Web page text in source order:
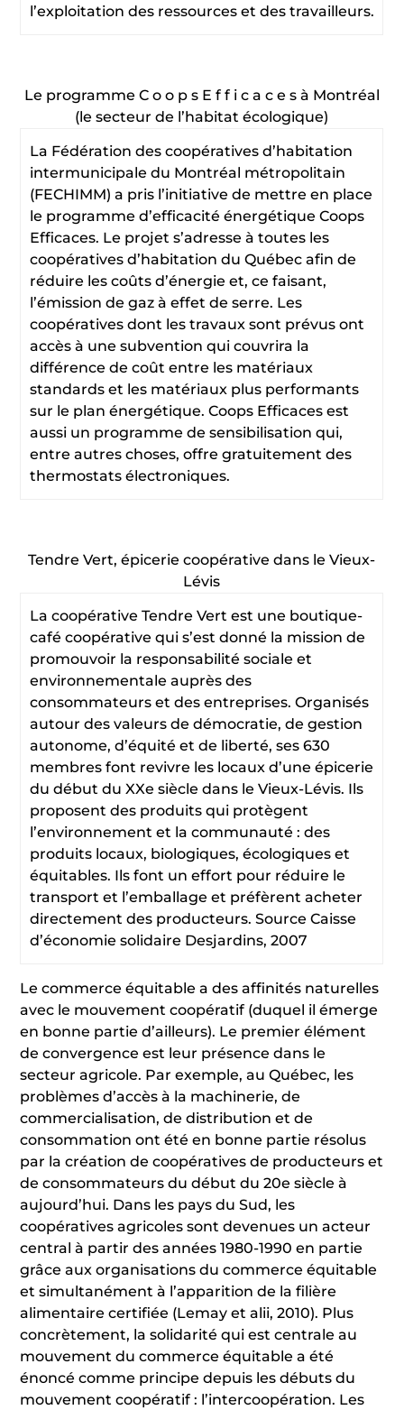
l’exploitation des ressources et des travailleurs.
Le programme C o o p s E f f i c a c e s à Montréal
(le secteur de l’habitat écologique)
La Fédération des coopératives d’habitation
intermunicipale du Montréal métropolitain
(FECHIMM) a pris l’initiative de mettre en place
le programme d’efficacité énergétique Coops
Efficaces. Le projet s’adresse à toutes les
coopératives d’habitation du Québec afin de
réduire les coûts d’énergie et, ce faisant,
l’émission de gaz à effet de serre. Les
coopératives dont les travaux sont prévus ont
accès à une subvention qui couvrira la
différence de coût entre les matériaux
standards et les matériaux plus performants
sur le plan énergétique. Coops Efficaces est
aussi un programme de sensibilisation qui,
entre autres choses, offre gratuitement des
thermostats électroniques.
Tendre Vert, épicerie coopérative dans le Vieux-
Lévis
La coopérative Tendre Vert est une boutique-
café coopérative qui s’est donné la mission de
promouvoir la responsabilité sociale et
environnementale auprès des
consommateurs et des entreprises. Organisés
autour des valeurs de démocratie, de gestion
autonome, d’équité et de liberté, ses 630
membres font revivre les locaux d’une épicerie
du début du XXe siècle dans le Vieux-Lévis. Ils
proposent des produits qui protègent
l’environnement et la communauté : des
produits locaux, biologiques, écologiques et
équitables. Ils font un effort pour réduire le
transport et l’emballage et préfèrent acheter
directement des producteurs. Source Caisse
d’économie solidaire Desjardins, 2007
Le commerce équitable a des affinités naturelles
avec le mouvement coopératif (duquel il émerge
en bonne partie d’ailleurs). Le premier élément
de convergence est leur présence dans le
secteur agricole. Par exemple, au Québec, les
problèmes d’accès à la machinerie, de
commercialisation, de distribution et de
consommation ont été en bonne partie résolus
par la création de coopératives de producteurs et
de consommateurs du début du 20e siècle à
aujourd’hui. Dans les pays du Sud, les
coopératives agricoles sont devenues un acteur
central à partir des années 1980-1990 en partie
grâce aux organisations du commerce équitable
et simultanément à l’apparition de la filière
alimentaire certifiée (Lemay et alii, 2010). Plus
concrètement, la solidarité qui est centrale au
mouvement du commerce équitable a été
énoncé comme principe depuis les débuts du
mouvement coopératif : l’intercoopération. Les